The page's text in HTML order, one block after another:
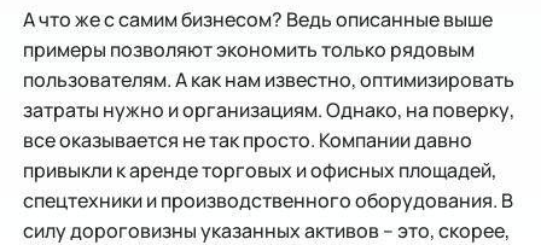
А что же с самим бизнесом? Ведь описанные выше
примеры позволяют экономить только рядовым
пользователям. А как нам известно, оптимизировать
затраты нужно и организациям. Однако, на поверку,
все оказывается не так просто. Компании давно
привыкли к аренде торговых и офисных площадей,
спецтехники и производственного оборудования. В
силу дороговизны указанных активов – это, скорее,